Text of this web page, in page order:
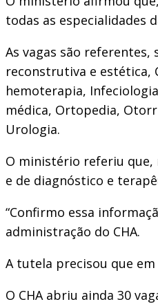
todas as especialidades
As vagas são
reconstrutiva e estética,
hemoterapia,
médica, Ortopedia,
Urologia.
O ministério referiu que,
e de diagnóstico e
“Confirmo essa
administração do CHA.
A tutela precisou que
O CHA abriu ainda 30